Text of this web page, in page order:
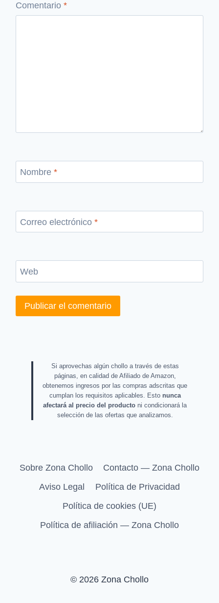
Comentario *
Nombre *
Correo electrónico *
Web
Si aprovechas algún chollo a través de estas
páginas, en calidad de Afiliado de Amazon,
obtenemos ingresos por las compras adscritas que
cumplan los requisitos aplicables. Esto nunca
afectará al precio del producto ni condicionará la
selección de las ofertas que analizamos.
Sobre Zona Chollo
Contacto — Zona Chollo
Aviso Legal
Política de Privacidad
Política de cookies (UE)
Política de afiliación — Zona Chollo
© 2026 Zona Chollo